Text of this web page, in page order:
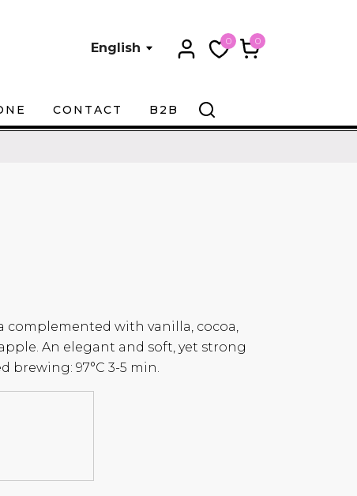
English 0 0
CONTACT B2B
complemented with vanilla, cocoa,
An elegant and soft, yet strong
brewing: 97°C 3-5 min.